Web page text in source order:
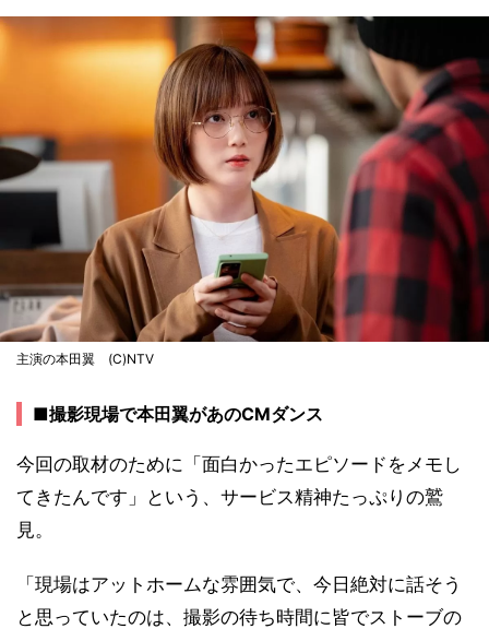
主演の本田翼 (C)NTV
■撮影現場で本田翼があのCMダンス
今回の取材のために「面白かったエピソードをメモし
てきたんです」という、サービス精神たっぷりの鷲
見。
「現場はアットホームな雰囲気で、今日絶対に話そう
と思っていたのは、撮影の待ち時間に皆でストーブの